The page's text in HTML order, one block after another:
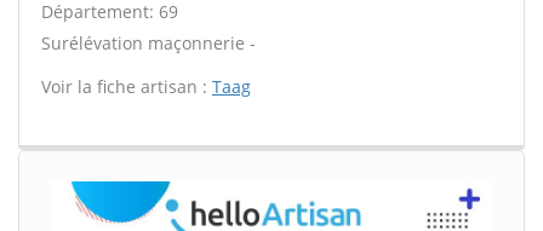
Département: 69
Surélévation maçonnerie -
Voir la fiche artisan : Taag